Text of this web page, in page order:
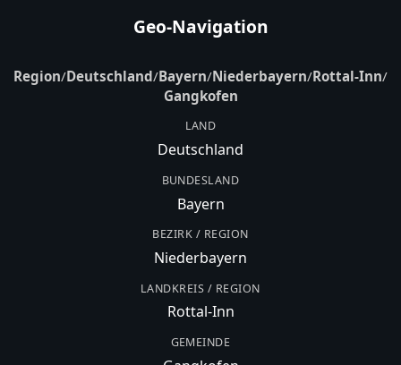
Geo-Navigation
Region/Deutschland/Bayern/Niederbayern/Rottal-Inn/
Gangkofen
LAND
Deutschland
BUNDESLAND
Bayern
BEZIRK / REGION
Niederbayern
LANDKREIS / REGION
Rottal-Inn
GEMEINDE